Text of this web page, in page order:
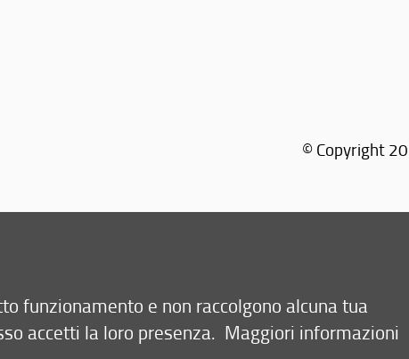
© Copyright
funzionamento e non raccolgono alcuna tua
accetti la loro presenza. Maggiori informazioni